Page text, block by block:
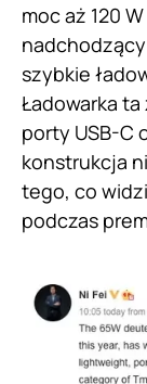
moc aż 120
szybkie
Ładowarka
porty USB-C
konstrukcja
tego, co
podczas